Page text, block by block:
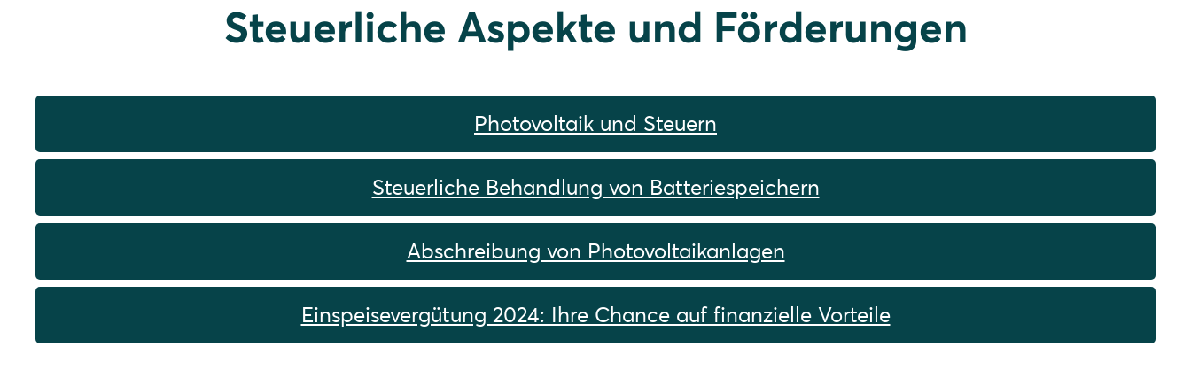
Steuerliche Aspekte und Förderungen
Photovoltaik und Steuern
Steuerliche Behandlung von Batteriespeichern
Abschreibung von Photovoltaikanlagen
Einspeisevergütung 2024: Ihre Chance auf finanzielle Vorteile